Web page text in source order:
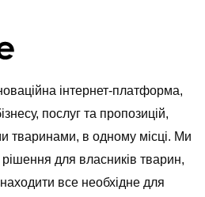
інтернет-платформа,
послуг та пропозицій,
тваринами, в одному місці. Ми
для власників тварин,
все необхідне для